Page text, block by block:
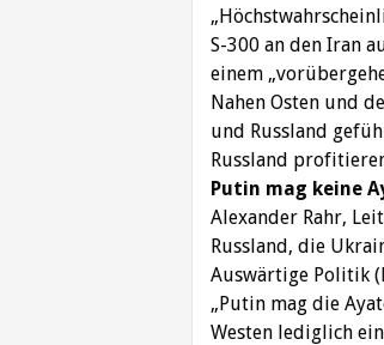
S-300 an den Iran
einem
Nahen Osten und
und Russland
Russland
Putin mag keine
Alexander Rahr,
Russland, die
Auswärtige Politik
„Putin mag die
Westen lediglich